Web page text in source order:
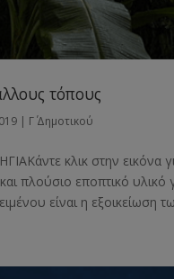
τόπους
| Γ΄ Δημοτικού
κλικ στην
πλούσιο εποπτικό υλικό
είναι η εξοικείωση